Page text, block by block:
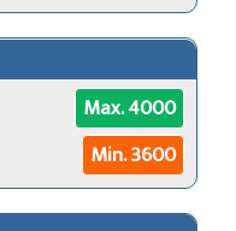
Max. 4000
Min. 3600